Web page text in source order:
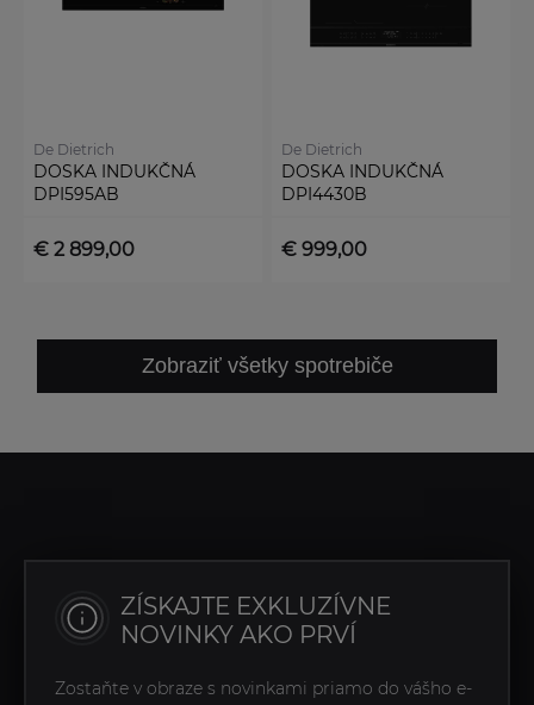
De Dietrich
DOSKA INDUKČNÁ
DPI595AB
€ 2 899,00
De Dietrich
DOSKA INDUKČNÁ
DPI4430B
€ 999,00
Zobraziť všetky spotrebiče
ZÍSKAJTE EXKLUZÍVNE
NOVINKY AKO PRVÍ
Zostaňte v obraze s novinkami priamo do vášho e-